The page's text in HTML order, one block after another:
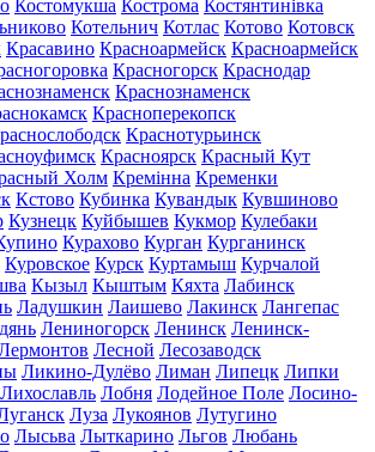
Костомукша Кострома Костянтинівка
Котельнич Котлас Котово Котовск
Красавино Красноармейск Красноармейск
Красногорск Краснодар
Краснознаменск
Красноперекопск
Краснотурьинск
Красноярск Красный Кут
Холм Кремінна Кременки
Кстово Кубинка Кувандык Кувшиново
Кузнецк Куйбышев Кукмор Кулебаки
Курахово Курган Курганинск
Куровское Курск Куртамыш Курчалой
Кызыл Кыштым Кяхта Лабинск
Ладушкин Лаишево Лакинск Лангепас
Лениногорск Ленинск Ленинск-
Лесной Лесозаводск
Ликино-Дулёво Лиман Липецк Липки
Лихославль Лобня Лодейное Поле Лосино-
Луза Лукоянов Лутугино
Лысьва Лыткарино Льгов Любань